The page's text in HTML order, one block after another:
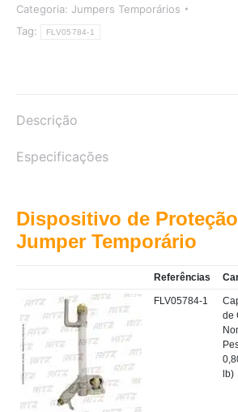
Categoria: Jumpers Temporários
Tag:
FLV05784-1
Descrição
Especificações
Dispositivo de
Jumper Temporário
Referências
FLV05784-1
de
lb)